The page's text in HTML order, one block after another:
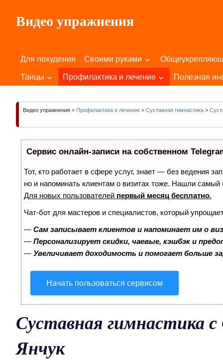
содержимому
Видео упражнения
Вашего
Для похудения Своими руками
Танцы Профилактика и лечение Полезная
Видео упражнения > Профилактика и лечение > Суставная гимнастика >
Сервис онлайн-записи на собственном
Тот, кто работает в сфере услуг, знает — без ведения
но и напоминать клиентам о визитах тоже. Нашли
Для новых пользователей первый месяц бесплатно.
Чат-бот для мастеров и специалистов, который
— Сам записывает клиентов и напоминает им о
— Персонализирует скидки, чаевые, кэшбэк и
— Увеличивает доходимость и помогает больше
Начать пользоваться сервисом
Суставная гимнастика с
Янчук